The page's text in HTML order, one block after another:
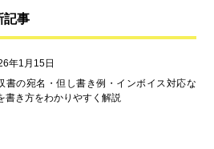
記事
年1月15日
書の宛名・但し書き例・インボイス対応な
書き方をわかりやすく解説